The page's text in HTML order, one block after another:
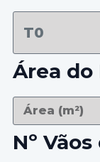
Área do
Nº